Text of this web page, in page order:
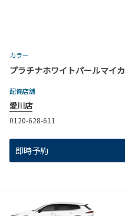
カラー
プラチナホワイトパールマイカ
配備店舗
愛川店
0120-628-611
即時予約